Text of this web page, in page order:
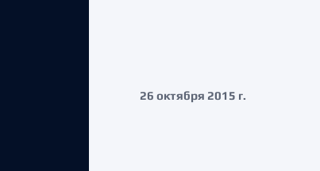
26 октября 2015 г.